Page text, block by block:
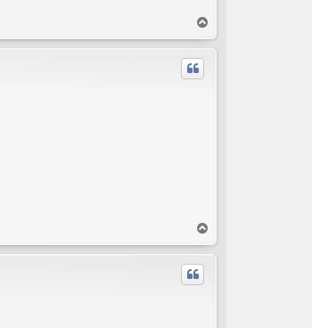
o
p
o
p